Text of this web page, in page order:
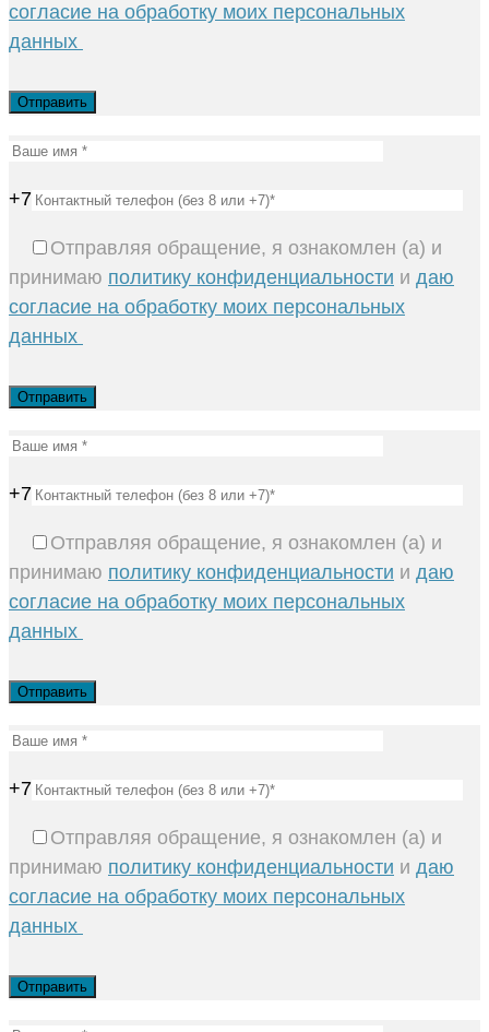
согласие на обработку моих персональных
данных
+7
Отправляя обращение, я ознакомлен (а) и
принимаю политику конфиденциальности и даю
согласие на обработку моих персональных
данных
+7
Отправляя обращение, я ознакомлен (а) и
принимаю политику конфиденциальности и даю
согласие на обработку моих персональных
данных
+7
Отправляя обращение, я ознакомлен (а) и
принимаю политику конфиденциальности и даю
согласие на обработку моих персональных
данных